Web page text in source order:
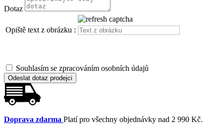
Dotaz
Opiště text z obrázku :
Souhlasím se zpracováním osobních údajů
Odeslat dotaz prodejci
Doprava zdarma Platí pro všechny objednávky nad 2 990 Kč.